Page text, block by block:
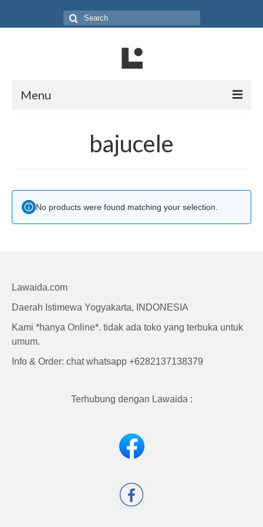
Search
for:
Menu
Galeri
Jurnal
bajucele
No products were found matching your selection.
Lawaida.com
Daerah Istimewa Yogyakarta, INDONESIA
Kami *hanya Online*. tidak ada toko yang terbuka untuk
umum.
Info & Order: chat whatsapp +6282137138379
Terhubung dengan Lawaida :